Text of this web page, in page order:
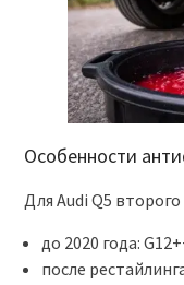
Особенности
Для Audi Q5
до 2020 года:
после